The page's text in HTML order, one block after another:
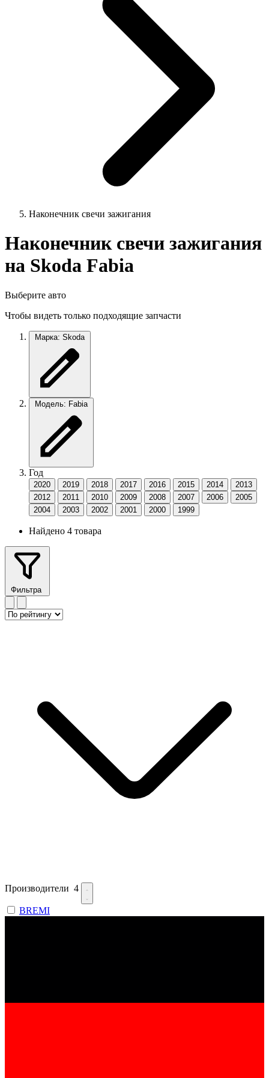
Наконечник свечи зажигания
Наконечник свечи зажигания
на Skoda Fabia
Выберите авто
Чтобы видеть только подходящие запчасти
Марка: Skoda
Модель: Fabia
Год
2020 2019 2018 2017 2016 2015 2014
2013
2012
2011 2010 2009 2008 2007 2006
2005
2004
2003 2002 2001 2000 1999
Найдено 4 товара
Фильтра
Производители 4
BREMI